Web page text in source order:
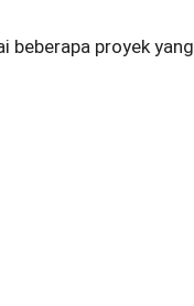
beberapa proyek yang